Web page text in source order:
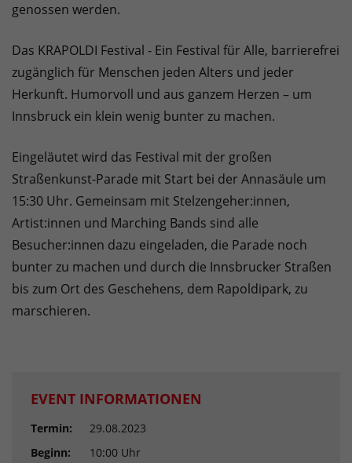
genossen werden.
Das KRAPOLDI Festival - Ein Festival für Alle, barrierefrei
zugänglich für Menschen jeden Alters und jeder
Herkunft. Humorvoll und aus ganzem Herzen – um
Innsbruck ein klein wenig bunter zu machen.
Eingeläutet wird das Festival mit der großen
Straßenkunst-Parade mit Start bei der Annasäule um
15:30 Uhr. Gemeinsam mit Stelzengeher:innen,
Artist:innen und Marching Bands sind alle
Besucher:innen dazu eingeladen, die Parade noch
bunter zu machen und durch die Innsbrucker Straßen
bis zum Ort des Geschehens, dem Rapoldipark, zu
marschieren.
EVENT INFORMATIONEN
Termin:
29.08.2023
Beginn:
10:00 Uhr